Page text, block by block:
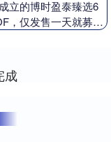
立的博时盈泰臻选6
，仅发售一天就募集
成